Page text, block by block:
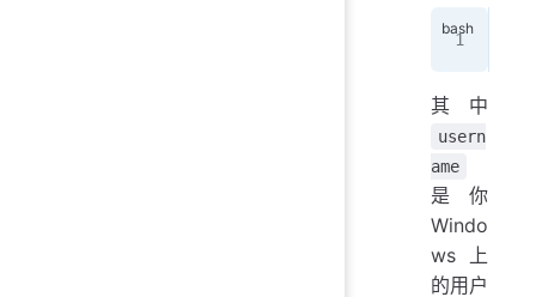
其中
usern
ame
是你
Windo
ws 上
的用户